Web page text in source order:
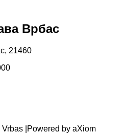
Врбас
21460
| Powered by aXiom